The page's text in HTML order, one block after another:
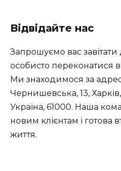
Відвідайте нас
Запрошуємо вас
особисто переконатися
Ми знаходимося за
Чернишевська, 13,
Україна, 61000. Наша
новим клієнтам і готова
життя.